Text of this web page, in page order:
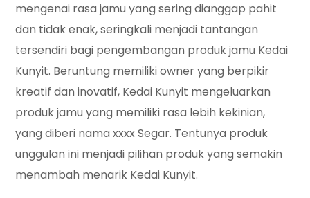
mengenai rasa jamu yang sering dianggap pahit
dan tidak enak, seringkali menjadi tantangan
tersendiri bagi pengembangan produk jamu Kedai
Kunyit. Beruntung memiliki owner yang berpikir
kreatif dan inovatif, Kedai Kunyit mengeluarkan
produk jamu yang memiliki rasa lebih kekinian,
yang diberi nama xxxx Segar. Tentunya produk
unggulan ini menjadi pilihan produk yang semakin
menambah menarik Kedai Kunyit.